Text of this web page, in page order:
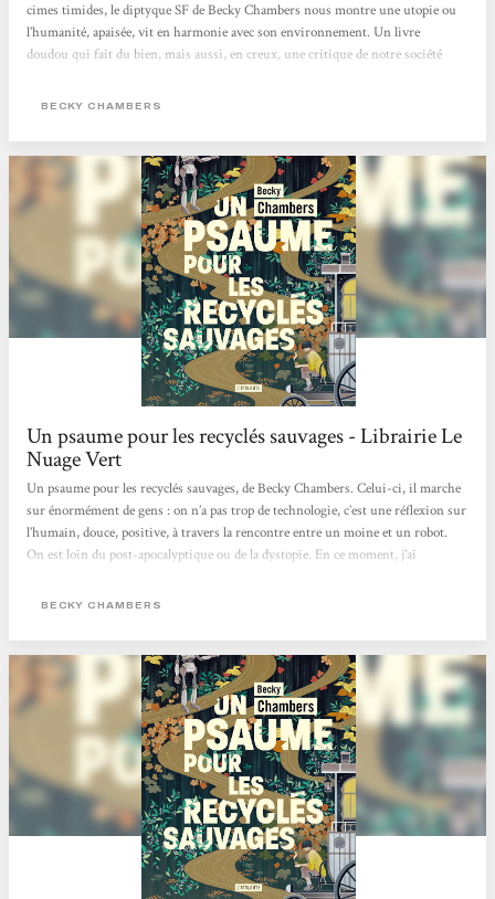
cimes timides, le diptyque SF de Becky Chambers nous montre une utopie ou
l’humanité, apaisée, vit en harmonie avec son environnement. Un livre
doudou qui fait du bien, mais aussi, en creux, une critique de notre société
interactions. > Écouter la chronique <
BECKY CHAMBERS
Un psaume pour les recyclés sauvages - Librairie Le
Nuage Vert
Un psaume pour les recyclés sauvages, de Becky Chambers. Celui-ci, il marche
sur énormément de gens : on n’a pas trop de technologie, c’est une réflexion sur
l’humain, douce, positive, à travers la rencontre entre un moine et un robot.
On est loin du post-apocalyptique ou de la dystopie. En ce moment, j’ai
que les gens ont besoin de ça. [...]
BECKY CHAMBERS